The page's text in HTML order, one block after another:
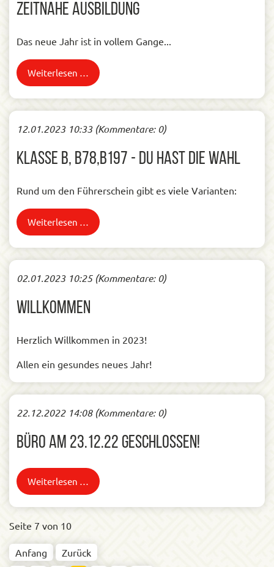
Zeitnahe Ausbildung
Das neue Jahr ist in vollem Gange...
Weiterlesen …
12.01.2023 10:33(Kommentare: 0)
Klasse B, B78,B197 - Du hast die Wahl
Rund um den Führerschein gibt es viele Varianten:
Weiterlesen …
02.01.2023 10:25(Kommentare: 0)
Willkommen
Herzlich Willkommen in 2023!
Allen ein gesundes neues Jahr!
22.12.2022 14:08(Kommentare: 0)
Büro am 23.12.22 geschlossen!
Weiterlesen …
Seite 7 von 10
Anfang
Zurück